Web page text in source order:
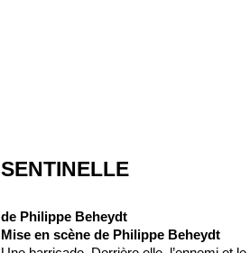
SENTINELLE
de Philippe Beheydt
Mise en scène de Philippe Beheydt